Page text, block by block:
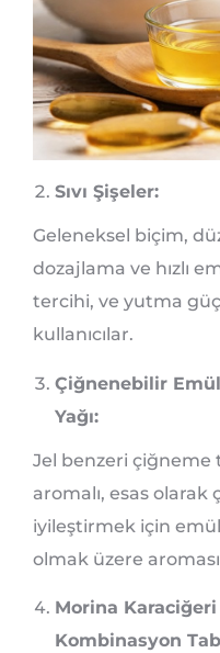
Sıvı Şişeler:
Geleneksel biçim,
dozajlama ve hızlı
tercihi, ve yutma
kullanıcılar.
Çiğnenebilir
Yağı:
Jel benzeri çiğneme
aromalı, esas olarak
iyileştirmek için
olmak üzere aroması
Morina
Kombinasyon